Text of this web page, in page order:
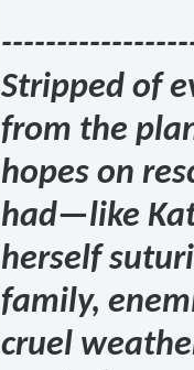
Stripped of
from the
hopes on
had—like
herself
family,
cruel